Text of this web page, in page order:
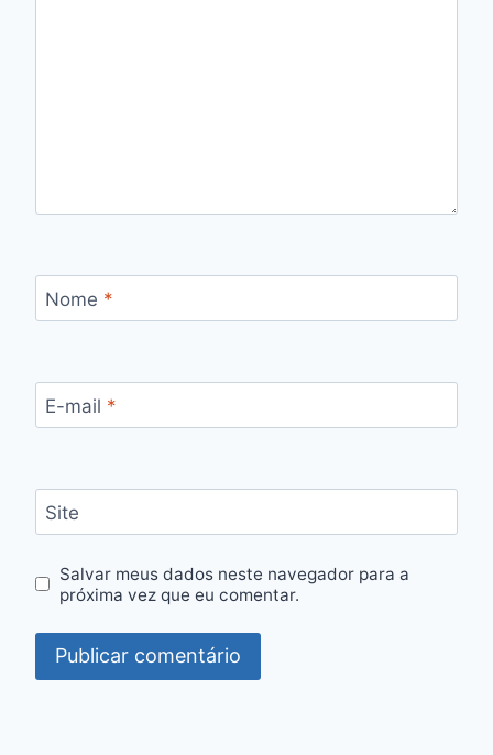
Nome *
E-mail *
Site
Salvar meus dados neste navegador para a
próxima vez que eu comentar.